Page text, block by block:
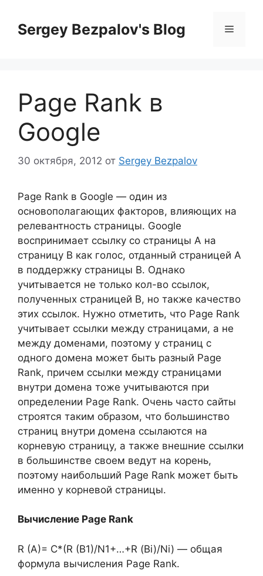
содержимому
Sergey Bezpalov's Blog Меню
Page Rank в
Google
30 октября, 2012 от Sergey Bezpalov
Page Rank в Google — один из
основополагающих факторов, влияющих на
релевантность страницы. Google
воспринимает ссылку со страницы А на
страницу В как голос, отданный страницей А
в поддержку страницы В. Однако
учитывается не только кол-во ссылок,
полученных страницей В, но также качество
этих ссылок. Нужно отметить, что Page Rank
учитывает ссылки между страницами, а не
между доменами, поэтому у страниц с
одного домена может быть разный Page
Rank, причем ссылки между страницами
внутри домена тоже учитываются при
определении Page Rank. Очень часто сайты
строятся таким образом, что большинство
страниц внутри домена ссылаются на
корневую страницу, а также внешние ссылки
в большинстве своем ведут на корень,
поэтому наибольший Page Rank может быть
именно у корневой страницы.
Вычисление Page Rank
R (A)= C*(R (B1)/N1+…+R (Bi)/Ni) — общая
формула вычисления Page Rank.